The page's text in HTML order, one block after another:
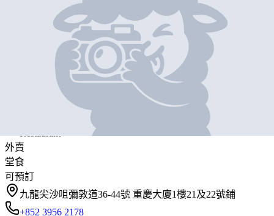
Paul's Kitchen
外賣
堂食
可預訂
九龍尖沙咀彌敦道36-44號 重慶大廈1樓21及22號鋪
+852 3956 2178